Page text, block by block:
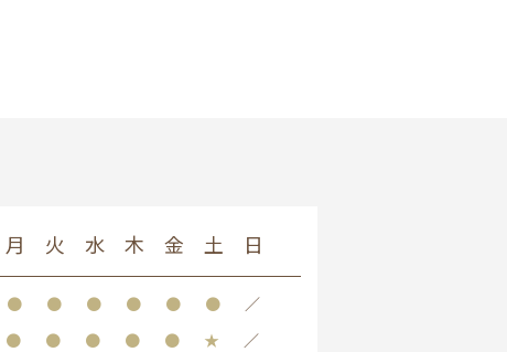
月 火 水 木 金 土 日
● ● ● ● ● ● ／
● ● ● ● ● ★ ／